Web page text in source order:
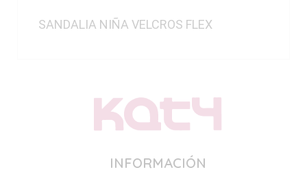
SANDALIA NIÑA VELCROS FLEX
INFORMACIÓN